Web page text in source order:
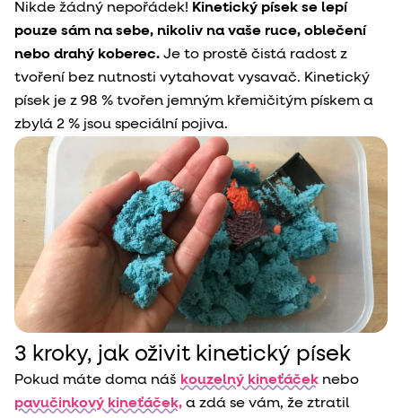
Nikde žádný nepořádek! Kinetický písek se lepí
pouze sám na sebe, nikoliv na vaše ruce, oblečení
nebo drahý koberec. Je to prostě čistá radost z
tvoření bez nutnosti vytahovat vysavač. Kinetický
písek je z 98 % tvořen jemným křemičitým pískem a
zbylá 2 % jsou speciální pojiva.
3 kroky, jak oživit kinetický písek
Pokud máte doma náš kouzelný kineťáček nebo
pavučinkový kineťáček, a zdá se vám, že ztratil